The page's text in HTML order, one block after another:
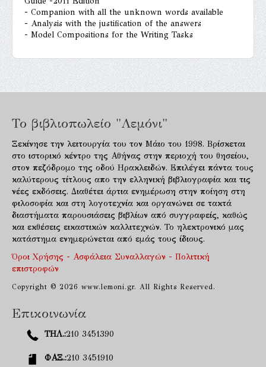
- Companion with all the unknown words available
- Analysis with the justification of the answers
- Model Compositions for the Writing Tasks
Το βιβλιοπωλείο "Λεμόνι"
Ξεκίνησε την λειτουργία του τον Μάιο του 1998. Βρίσκεται
στο ιστορικό κέντρο της Αθήνας στην περιοχή του θησείου,
στον πεζόδρομο της οδού Ηρακλειδών. Επιλέγει πάντα τους
καλύτερους τίτλους απο την ελληνική βιβλιογραφία και τις
νέες εκδόσεις. Διαθέτει άρτια ενημέρωση στην ποίηση στη
φιλοσοφία και στη λογοτεχνία και οργανώνει σε τακτά
διαστήματα παρουσιάσεις βιβλίων από συγγραφείς, καθώς
και εκθέσεις εικαστικών καλλιτεχνών. Το ηλεκτρονικό μας
κατάστημα ενημερώνεται από εμάς τους ίδιους.
Όροι Χρήσης - Ασφάλεια Συναλλαγών - Πολιτική
επιστροφών
Copyright © 2026 www.lemoni.gr. All Rights Reserved.
Επικοινωνία
ΤΗΛ.:210 3451390
ΦΑΞ.:210 3451910